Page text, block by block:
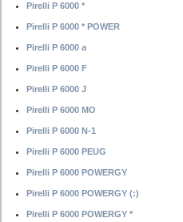
Pirelli P 6000 *
Pirelli P 6000 * POWER
Pirelli P 6000 a
Pirelli P 6000 F
Pirelli P 6000 J
Pirelli P 6000 MO
Pirelli P 6000 N-1
Pirelli P 6000 PEUG
Pirelli P 6000 POWERGY
Pirelli P 6000 POWERGY (:)
Pirelli P 6000 POWERGY *